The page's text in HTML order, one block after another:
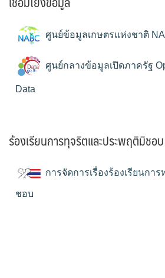
ศูนย์ข้อมูลเกษตรแห่งชาติ
ศูนย์กลางข้อมูลเปิดภาครัฐ
Data
ร้องเรียนการทุจริตและประพฤติมิชอบ
การจัดการเรื่องร้องเรียนกา
ชอบ